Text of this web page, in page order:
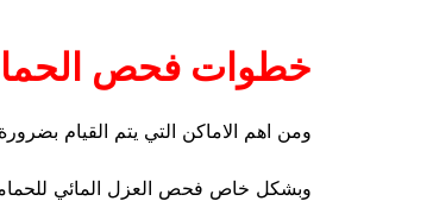
خطوات فحص
ومن اهم الاماكن التي يتم القيام
وبشكل خاص فحص العزل المائي